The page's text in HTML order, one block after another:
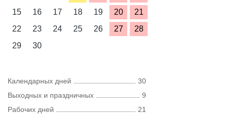
15
16 17 18 19 20
21
22
23 24 25 26 27
28
29
30
Календарных дней
30
Выходных и праздничных
9
Рабочих дней
21